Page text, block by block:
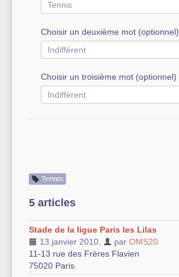
Autre équipement sportif
Actualités des associations
Choisir un deuxième mot (optionnel)
Choisir un troisième mot (optionnel)
Tennis
5 articles
Stade de la ligue Paris les Lilas
13 janvier 2010
par OMS20
11-13 rue des Frères Flavien
75020 Paris